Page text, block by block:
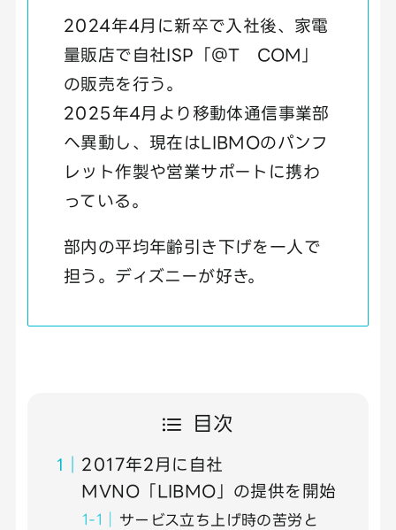
2024年4月に新卒で入社後、家電
量販店で自社ISP「＠T COM」
の販売を行う。
2025年4月より移動体通信事業部
へ異動し、現在はLIBMOのパンフ
レット作製や営業サポートに携わ
っている。
部内の平均年齢引き下げを一人で
担う。ディズニーが好き。
目次
2017年2月に自社
MVNO「LIBMO」の提供を開始
サービス立ち上げ時の苦労と